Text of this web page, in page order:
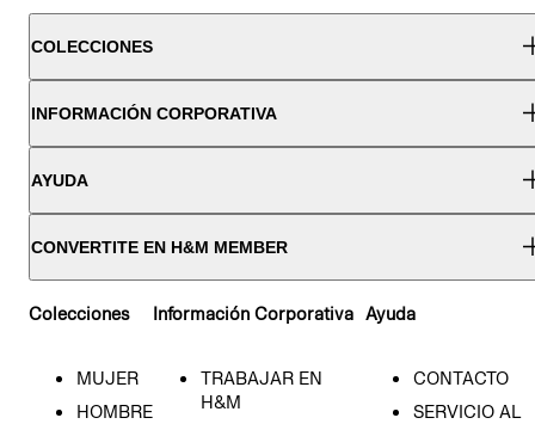
COLECCIONES
INFORMACIÓN CORPORATIVA
AYUDA
CONVERTITE EN H&M MEMBER
Colecciones
MUJER
HOMBRE
Información Corporativa
TRABAJAR EN
H&M
Ayuda
CONTACTO
SERVICIO AL